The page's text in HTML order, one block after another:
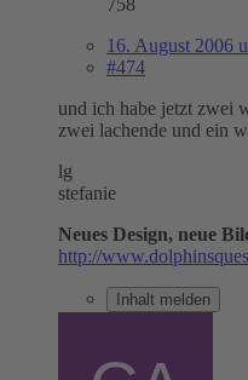
758
16. August 2006
#474
und ich habe jetzt zwei
zwei lachende und ein
lg
stefanie
Neues Design, neue
http://
Inhalt melden